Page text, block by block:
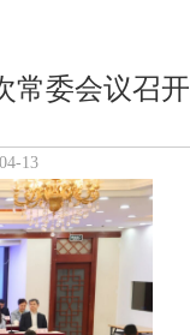
常委会议召开
13